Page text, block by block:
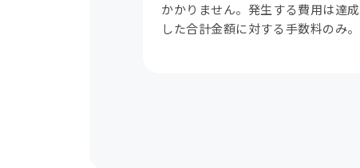
かかりません。発生する費用は達成
した合計金額に対する手数料のみ。